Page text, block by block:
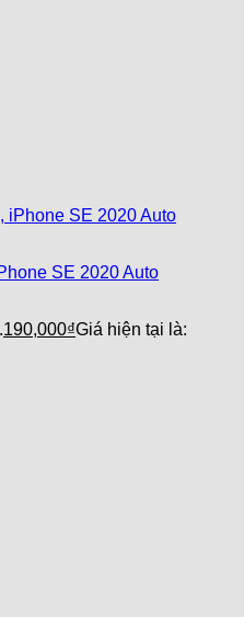
SE 2020 Auto
190,000₫Giá hiện tại là: